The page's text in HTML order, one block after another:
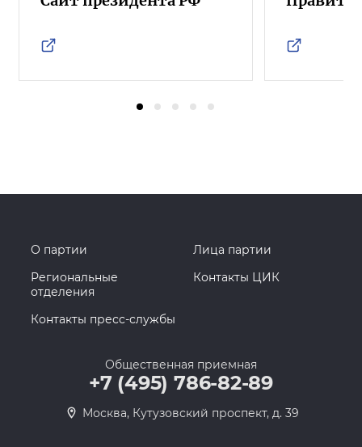
О партии
Лица партии
Региональные
отделения
Контакты ЦИК
Контакты пресс-службы
Общественная приемная
+7 (495) 786-82-89
Москва, Кутузовский проспект, д. 39